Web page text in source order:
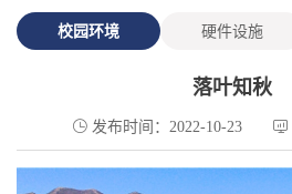
校园环境 硬件设施
落叶知秋
发布时间：2022-10-23